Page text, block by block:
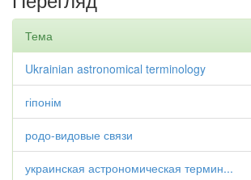
Тема
Ukrainian astronomical terminology
гіпонім
родо-видовые связи
украинская астрономическая термин...